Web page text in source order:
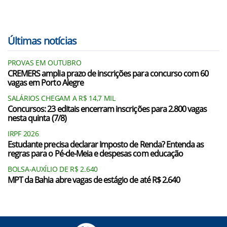
Últimas notícias
PROVAS EM OUTUBRO
CREMERS amplia prazo de inscrições para concurso com 60
vagas em Porto Alegre
SALÁRIOS CHEGAM A R$ 14,7 MIL
Concursos: 23 editais encerram inscrições para 2.800 vagas
nesta quinta (7/8)
IRPF 2026
Estudante precisa declarar Imposto de Renda? Entenda as
regras para o Pé-de-Meia e despesas com educação
BOLSA-AUXÍLIO DE R$ 2.640
MPT da Bahia abre vagas de estágio de até R$ 2.640